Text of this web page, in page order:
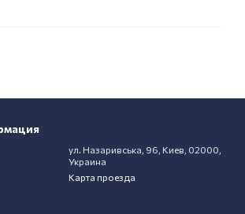
ул. Назаривська, 96, Киев, 02000,
Украина
Карта проезда